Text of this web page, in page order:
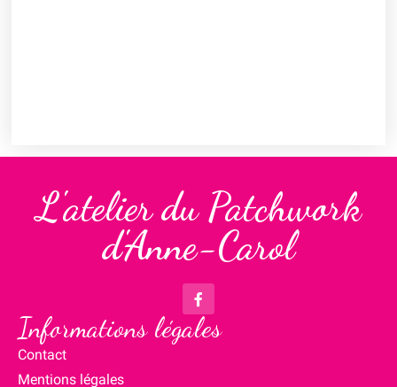
L'atelier du Patchwork
d'Anne-Carol
Informations légales
Contact
Mentions légales